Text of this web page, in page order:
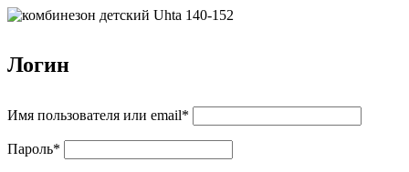
Логин
Имя пользователя или email*
Пароль*